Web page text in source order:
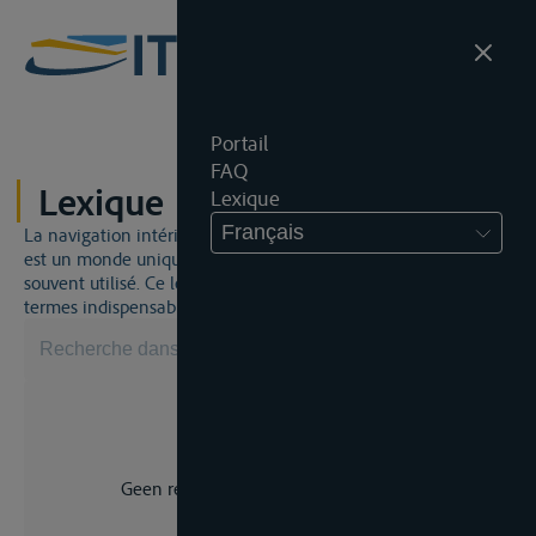
Portail
FAQ
Lexique
Français
Lexique
La navigation intérieure et du droit de la navigation intérieure
est un monde unique. Cela signifie qu'un jargon spécifique est
souvent utilisé. Ce lexique vous aidera à maîtriser certains
termes indispensables.
Geen resultaat voor uw zoekopdracht.